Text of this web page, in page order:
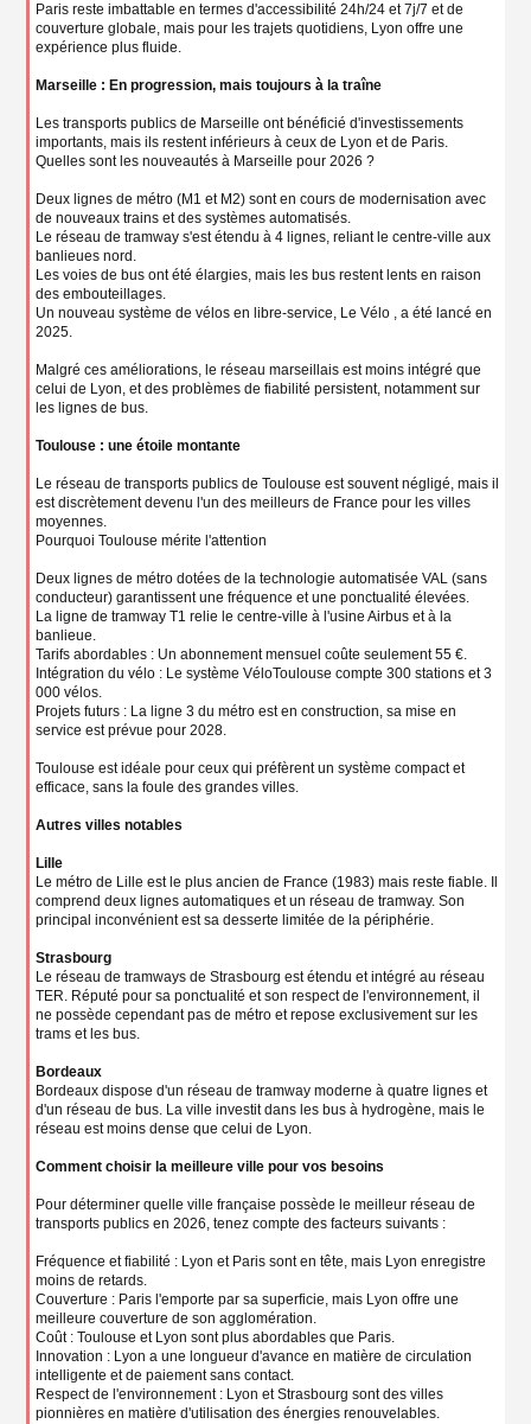
Paris reste imbattable en termes d'accessibilité 24h/24 et 7j/7 et de
couverture globale, mais pour les trajets quotidiens, Lyon offre une
expérience plus fluide.
Marseille : En progression, mais toujours à la traîne
Les transports publics de Marseille ont bénéficié d'investissements
importants, mais ils restent inférieurs à ceux de Lyon et de Paris.
Quelles sont les nouveautés à Marseille pour 2026 ?
Deux lignes de métro (M1 et M2) sont en cours de modernisation avec
de nouveaux trains et des systèmes automatisés.
Le réseau de tramway s'est étendu à 4 lignes, reliant le centre-ville aux
banlieues nord.
Les voies de bus ont été élargies, mais les bus restent lents en raison
des embouteillages.
Un nouveau système de vélos en libre-service, Le Vélo , a été lancé en
2025.
Malgré ces améliorations, le réseau marseillais est moins intégré que
celui de Lyon, et des problèmes de fiabilité persistent, notamment sur
les lignes de bus.
Toulouse : une étoile montante
Le réseau de transports publics de Toulouse est souvent négligé, mais il
est discrètement devenu l'un des meilleurs de France pour les villes
moyennes.
Pourquoi Toulouse mérite l'attention
Deux lignes de métro dotées de la technologie automatisée VAL (sans
conducteur) garantissent une fréquence et une ponctualité élevées.
La ligne de tramway T1 relie le centre-ville à l'usine Airbus et à la
banlieue.
Tarifs abordables : Un abonnement mensuel coûte seulement 55 €.
Intégration du vélo : Le système VéloToulouse compte 300 stations et 3
000 vélos.
Projets futurs : La ligne 3 du métro est en construction, sa mise en
service est prévue pour 2028.
Toulouse est idéale pour ceux qui préfèrent un système compact et
efficace, sans la foule des grandes villes.
Autres villes notables
Lille
Le métro de Lille est le plus ancien de France (1983) mais reste fiable. Il
comprend deux lignes automatiques et un réseau de tramway. Son
principal inconvénient est sa desserte limitée de la périphérie.
Strasbourg
Le réseau de tramways de Strasbourg est étendu et intégré au réseau
TER. Réputé pour sa ponctualité et son respect de l'environnement, il
ne possède cependant pas de métro et repose exclusivement sur les
trams et les bus.
Bordeaux
Bordeaux dispose d'un réseau de tramway moderne à quatre lignes et
d'un réseau de bus. La ville investit dans les bus à hydrogène, mais le
réseau est moins dense que celui de Lyon.
Comment choisir la meilleure ville pour vos besoins
Pour déterminer quelle ville française possède le meilleur réseau de
transports publics en 2026, tenez compte des facteurs suivants :
Fréquence et fiabilité : Lyon et Paris sont en tête, mais Lyon enregistre
moins de retards.
Couverture : Paris l'emporte par sa superficie, mais Lyon offre une
meilleure couverture de son agglomération.
Coût : Toulouse et Lyon sont plus abordables que Paris.
Innovation : Lyon a une longueur d'avance en matière de circulation
intelligente et de paiement sans contact.
Respect de l'environnement : Lyon et Strasbourg sont des villes
pionnières en matière d'utilisation des énergies renouvelables.